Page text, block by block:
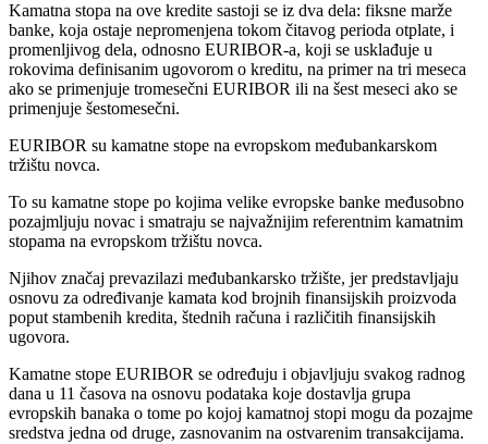
Kamatna stopa na ove kredite sastoji se iz dva dela: fiksne marže
banke, koja ostaje nepromenjena tokom čitavog perioda otplate, i
promenljivog dela, odnosno EURIBOR-a, koji se usklađuje u
rokovima definisanim ugovorom o kreditu, na primer na tri meseca
ako se primenjuje tromesečni EURIBOR ili na šest meseci ako se
primenjuje šestomesečni.
EURIBOR su kamatne stope na evropskom međubankarskom
tržištu novca.
To su kamatne stope po kojima velike evropske banke međusobno
pozajmljuju novac i smatraju se najvažnijim referentnim kamatnim
stopama na evropskom tržištu novca.
Njihov značaj prevazilazi međubankarsko tržište, jer predstavljaju
osnovu za određivanje kamata kod brojnih finansijskih proizvoda
poput stambenih kredita, štednih računa i različitih finansijskih
ugovora.
Kamatne stope EURIBOR se određuju i objavljuju svakog radnog
dana u 11 časova na osnovu podataka koje dostavlja grupa
evropskih banaka o tome po kojoj kamatnoj stopi mogu da pozajme
sredstva jedna od druge, zasnovanim na ostvarenim transakcijama.